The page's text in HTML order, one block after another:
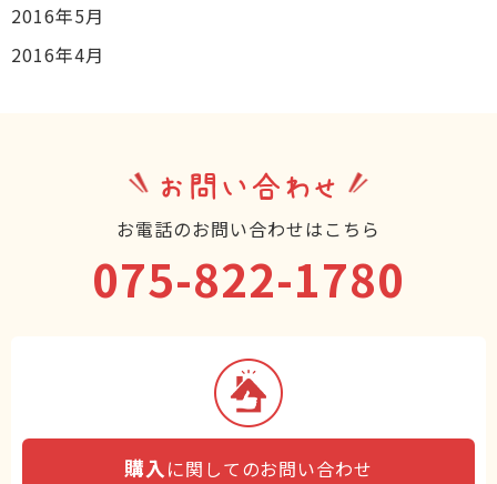
2016年5月
2016年4月
お問い合わせ
お電話のお問い合わせはこちら
075-822-1780
購入 に関してのお問い合わせ